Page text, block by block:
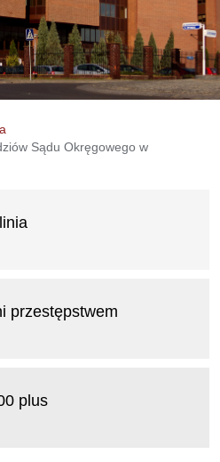
Sądu Okręgowego w
przestępstwem
plus